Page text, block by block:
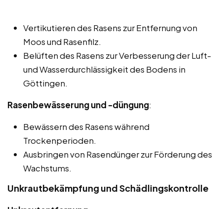
Vertikutieren des Rasens zur Entfernung von
Moos und Rasenfilz.
Belüften des Rasens zur Verbesserung der Luft-
und Wasserdurchlässigkeit des Bodens in
Göttingen.
Rasenbewässerung und -düngung:
Bewässern des Rasens während
Trockenperioden.
Ausbringen von Rasendünger zur Förderung des
Wachstums.
Unkrautbekämpfung und Schädlingskontrolle